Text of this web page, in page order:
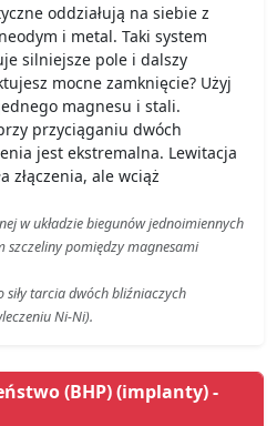
oddziałują na siebie z
i metal. Taki system
silniejsze pole i dalszy
mocne zamknięcie? Użyj
magnesu i stali.
przyciąganiu dwóch
jest ekstremalna. Lewitacja
złączenia, ale wciąż
w układzie biegunów jednoimiennych
szczeliny pomiędzy magnesami
siły tarcia dwóch bliźniaczych
Ni-Ni).
(BHP) (implanty) -